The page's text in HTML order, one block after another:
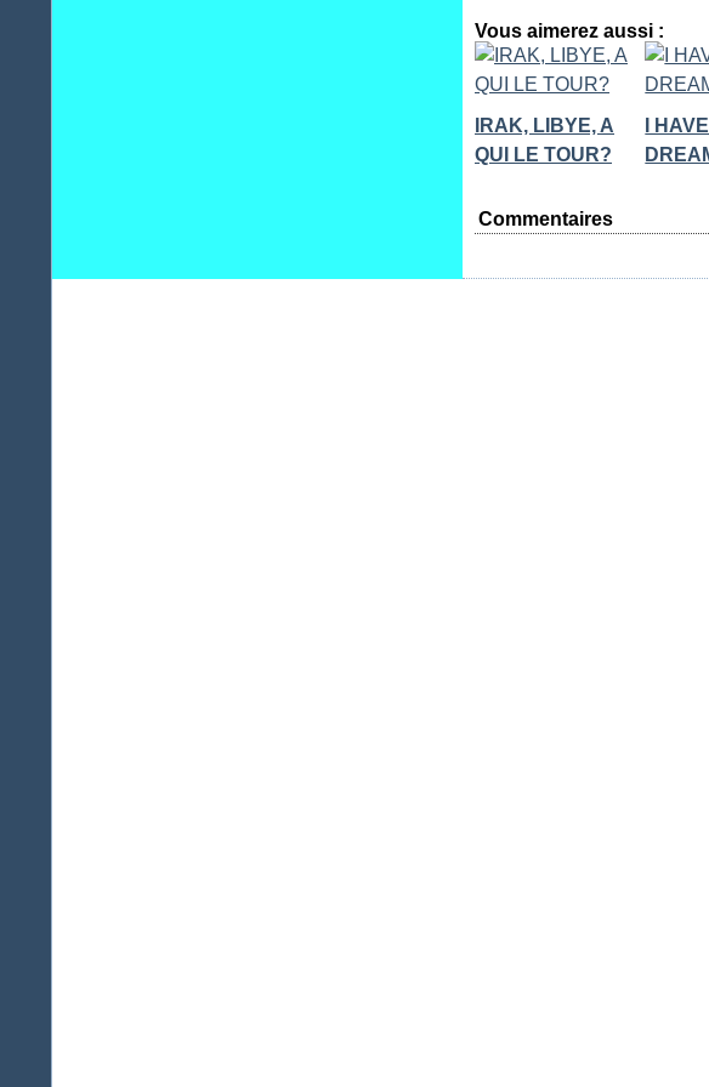
Vous aimerez aussi :
IRAK, LIBYE, A
QUI LE TOUR?
I
Commentaires